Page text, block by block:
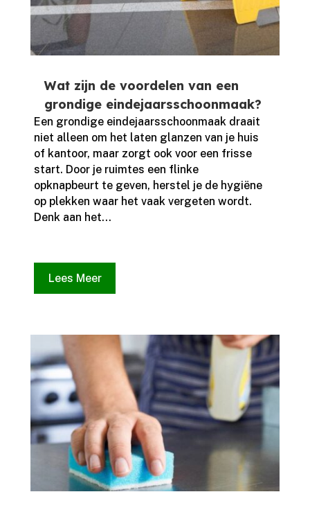
Wat zijn de voordelen van een
grondige eindejaarsschoonmaak?
Een grondige eindejaarsschoonmaak draait
niet alleen om het laten glanzen van je huis
of kantoor, maar zorgt ook voor een frisse
start.​ Door je ruimtes een flinke
opknapbeurt te geven, herstel je de hygiëne
op plekken waar het vaak vergeten wordt.​
Denk aan het...
Lees Meer